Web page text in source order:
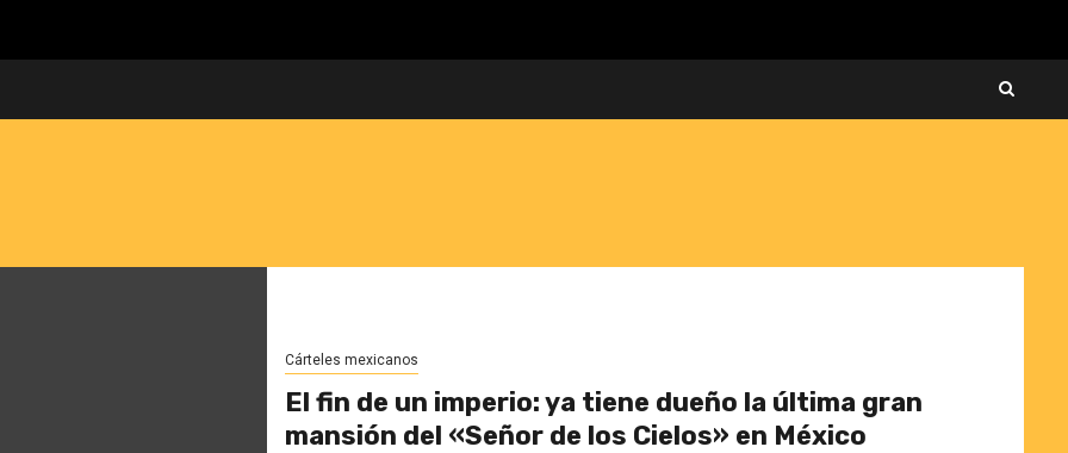
Cárteles mexicanos
El fin de un imperio: ya tiene dueño la última gran
mansión del «Señor de los Cielos» en México